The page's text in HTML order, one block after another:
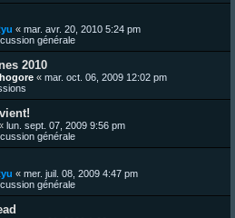
« mar. avr. 20, 2010 5:24 pm
générale
2010
« mar. oct. 06, 2009 12:02 pm
lun. sept. 07, 2009 9:56 pm
générale
« mer. juil. 08, 2009 4:47 pm
générale